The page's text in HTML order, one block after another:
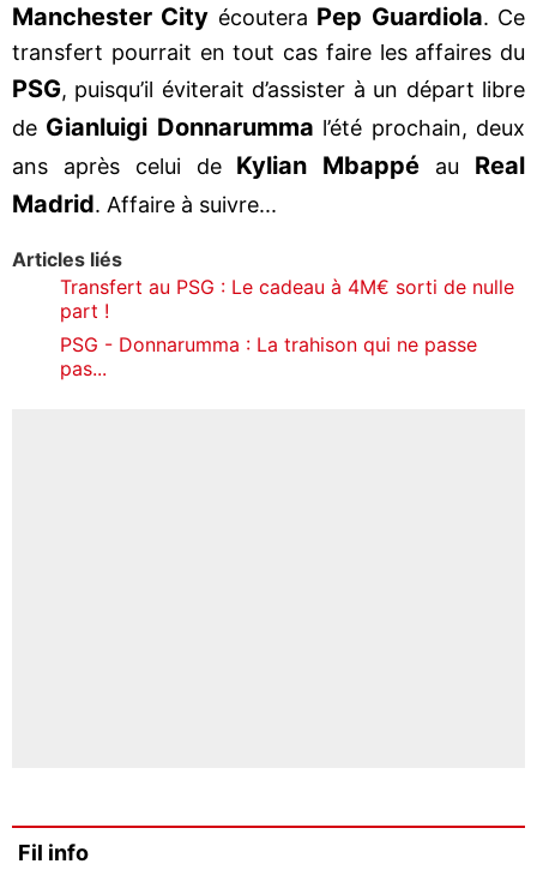
Manchester City écoutera Pep Guardiola. Ce
transfert pourrait en tout cas faire les affaires du
PSG, puisqu’il éviterait d’assister à un départ libre
de Gianluigi Donnarumma l’été prochain, deux
ans après celui de Kylian Mbappé au Real
Madrid. Affaire à suivre...
Articles liés
Transfert au PSG : Le cadeau à 4M€ sorti de nulle
part !
PSG - Donnarumma : La trahison qui ne passe
pas...
Fil info